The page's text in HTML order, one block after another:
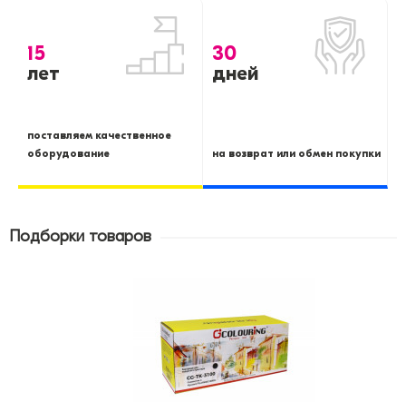
15
лет
поставляем качественное
оборудование
30
дней
на возврат или обмен покупки
Подборки товаров